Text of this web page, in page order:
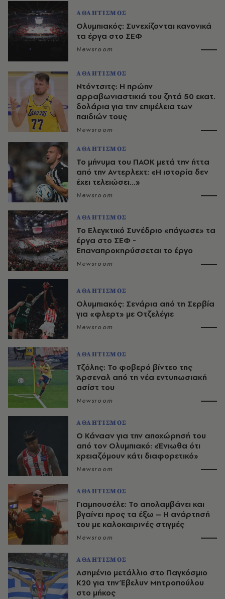
ΑΘΛΗΤΙΣΜΟΣ
Ολυμπιακός: Συνεχίζονται κανονικά
τα έργα στο ΣΕΦ
Newsroom
ΑΘΛΗΤΙΣΜΟΣ
Ντόντσιτς: Η πρώην
αρραβωνιαστικιά του ζητά 50 εκατ.
δολάρια για την επιμέλεια των
παιδιών τους
Newsroom
ΑΘΛΗΤΙΣΜΟΣ
Το μήνυμα του ΠΑΟΚ μετά την ήττα
από την Αντερλεχτ: «Η ιστορία δεν
έχει τελειώσει…»
Newsroom
ΑΘΛΗΤΙΣΜΟΣ
Το Ελεγκτικό Συνέδριο «πάγωσε» τα
έργα στο ΣΕΦ -
Επαναπροκηρύσσεται το έργο
Newsroom
ΑΘΛΗΤΙΣΜΟΣ
Ολυμπιακός: Σενάρια από τη Σερβία
για «φλερτ» με Οτζελέγιε
Newsroom
ΑΘΛΗΤΙΣΜΟΣ
Τζόλης: Το φοβερό βίντεο της
Άρσεναλ από τη νέα εντυπωσιακή
ασίστ του
Newsroom
ΑΘΛΗΤΙΣΜΟΣ
Ο Κάνααν για την αποχώρησή του
από τον Ολυμπιακό: «Ένιωθα ότι
χρειαζόμουν κάτι διαφορετικό»
Newsroom
ΑΘΛΗΤΙΣΜΟΣ
Γιαμπουσέλε: Το απολαμβάνει και
βγαίνει προς τα έξω – Η ανάρτησή
του με καλοκαιρινές στιγμές
Newsroom
ΑΘΛΗΤΙΣΜΟΣ
Ασημένιο μετάλλιο στο Παγκόσμιο
Κ20 για την Έβελυν Μητροπούλου
στο μήκος